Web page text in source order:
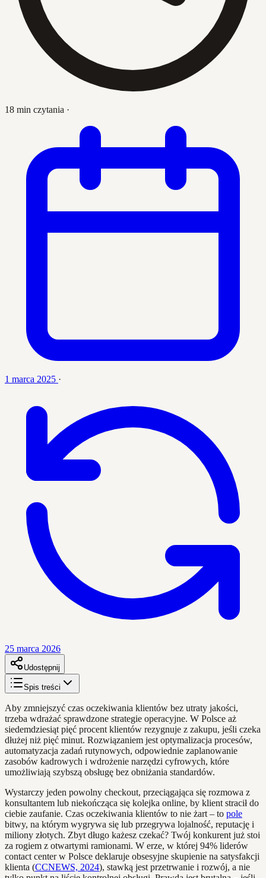
18 min czytania ·
1 marca 2025 ·
25 marca 2026
Udostępnij
Spis treści
Aby zmniejszyć czas oczekiwania klientów bez utraty jakości,
trzeba wdrażać sprawdzone strategie operacyjne. W Polsce aż
siedemdziesiąt pięć procent klientów rezygnuje z zakupu, jeśli czeka
dłużej niż pięć minut. Rozwiązaniem jest optymalizacja procesów,
automatyzacja zadań rutynowych, odpowiednie zaplanowanie
zasobów kadrowych i wdrożenie narzędzi cyfrowych, które
umożliwiają szybszą obsługę bez obniżania standardów.
Wystarczy jeden powolny checkout, przeciągająca się rozmowa z
konsultantem lub niekończąca się kolejka online, by klient stracił do
ciebie zaufanie. Czas oczekiwania klientów to nie żart – to pole
bitwy, na którym wygrywa się lub przegrywa lojalność, reputację i
miliony złotych. Zbyt długo każesz czekać? Twój konkurent już stoi
za rogiem z otwartymi ramionami. W erze, w której 94% liderów
contact center w Polsce deklaruje obsesyjne skupienie na satysfakcji
klienta (CCNEWS, 2024), stawką jest przetrwanie i rozwój, a nie